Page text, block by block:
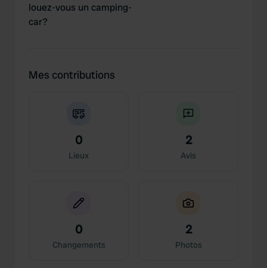
louez-vous un camping-
car?
Mes contributions
0
Lieux
2
Avis
0
Changements
2
Photos